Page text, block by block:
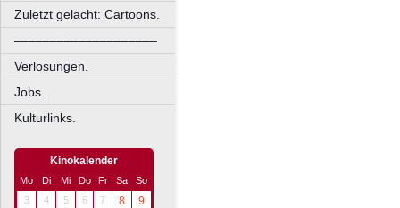
Zuletzt gelacht: Cartoons.
––––––––––––––––––––
Verlosungen.
Jobs.
Kulturlinks.
Kinokalender
Mo Di Mi Do Fr Sa
So
3
4 5 6 7 8
9